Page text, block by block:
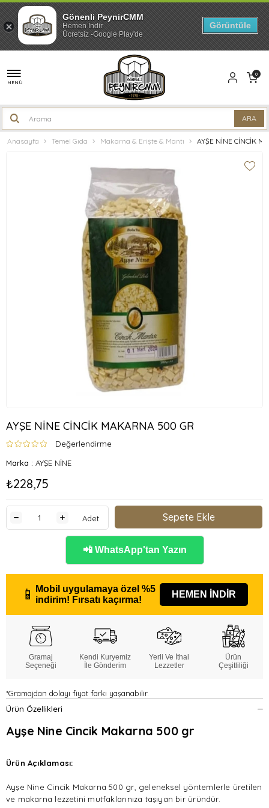
MENÜ
0
Anasayfa Temel Gıda Makarna & Erişte & Mantı AYŞE NİNE CİNCİK
AYŞE NİNE CİNCİK MAKARNA 500 GR
Değerlendirme
Marka : AYŞE NİNE
₺228,75
Adet
📲 WhatsApp'tan Yazın
📱 Mobil uygulamaya özel %5
indirim! Fırsatı kaçırma!
HEMEN İNDİR
Gramaj
Seçeneği
Kendi Kuryemiz
İle Gönderim
Yerli Ve İthal
Lezzetler
Ürün
Çeşitliliği
*Gramajdan dolayı fiyat farkı yaşanabilir.
Ürün Özellikleri
Ayşe Nine Cincik Makarna 500 gr
Ürün Açıklaması:
Ayşe Nine Cincik Makarna 500 gr, geleneksel yöntemlerle üretilen
ve makarna lezzetini mutfaklarınıza taşıyan bir üründür.
Gönenli PeynirCMM
Hemen İndir
Ücretsiz -Google Play'de
Görüntüle